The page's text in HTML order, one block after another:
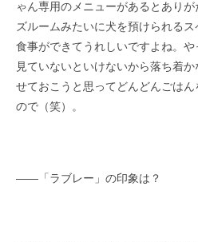
ゃん専用のメニューがあるとあり
ズルームみたいに犬を預けられる
食事ができてうれしいですよね。
見ていないといけないから落ち着
せておこうと思ってどんどんごは
ので（笑）。
――「ラブレー」の印象は？